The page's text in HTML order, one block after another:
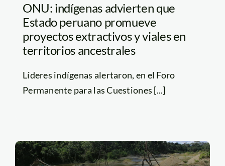
ONU: indígenas advierten que
Estado peruano promueve
proyectos extractivos y viales en
territorios ancestrales
Líderes indígenas alertaron, en el Foro
Permanente para las Cuestiones [...]